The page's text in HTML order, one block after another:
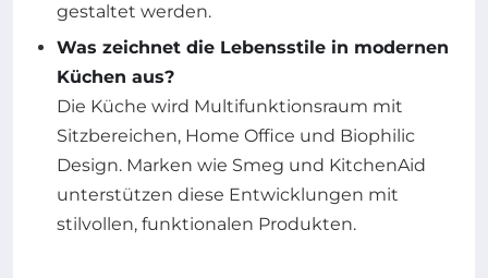
gestaltet werden.
Was zeichnet die Lebensstile in modernen
Küchen aus?
Die Küche wird Multifunktionsraum mit
Sitzbereichen, Home Office und Biophilic
Design. Marken wie Smeg und KitchenAid
unterstützen diese Entwicklungen mit
stilvollen, funktionalen Produkten.